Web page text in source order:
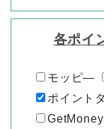
各ポイ
モッピ―
ポイント
GetMoney